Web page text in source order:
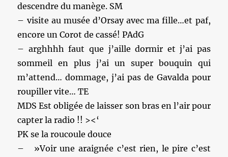
descendre du manège. SM
– visite au musée d’Orsay avec ma fille…et paf,
encore un Corot de cassé! PAdG
– arghhhh faut que j’aille dormir et j’ai pas
sommeil en plus j’ai un super bouquin qui
m’attend… dommage, j’ai pas de Gavalda pour
roupiller vite… TE
MDS Est obligée de laisser son bras en l’air pour
capter la radio !! ><‘
PK se la roucoule douce
– ‎ »Voir une araignée c’est rien, le pire c’est